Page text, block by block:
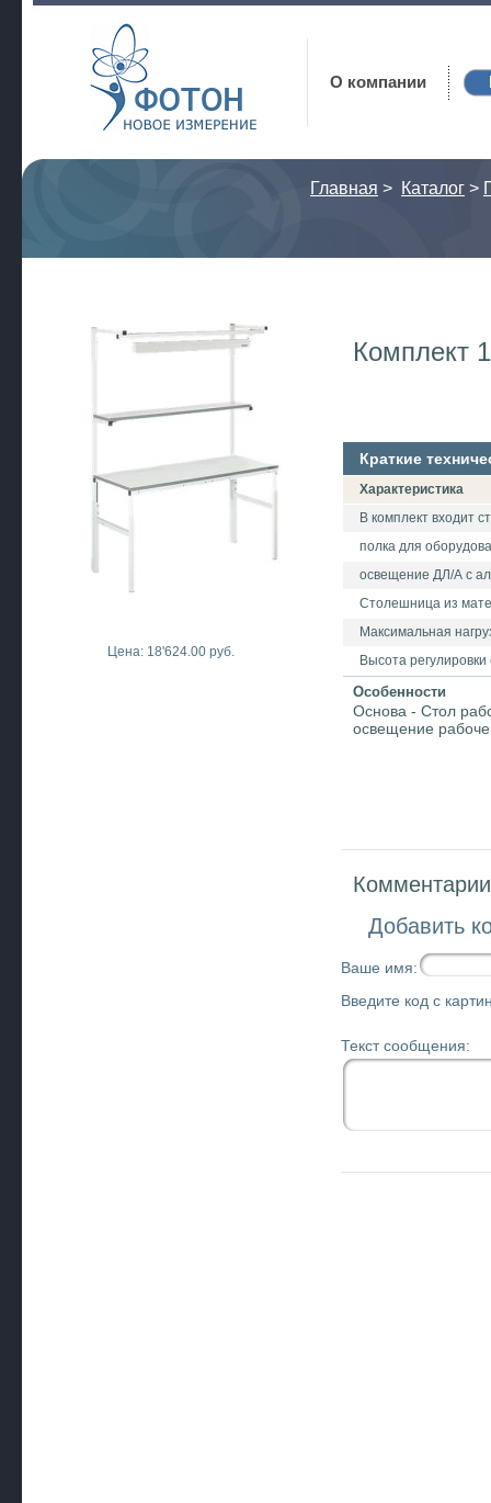
Фотон
О компании
Главная > Каталог >
Цена: 18'624.00 руб.
Комплект
Краткие
Характеристика
В комплект входит
полка для
освещение ДЛ/А с
Столешница из
Максимальная
Высота
Особенности
Основа - Стол
освещение
Добавить
Ваше имя:
Введите код с
Текст сообщения: